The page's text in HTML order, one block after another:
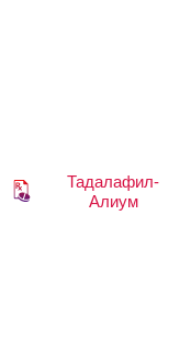
Тадалафил-
Алиум